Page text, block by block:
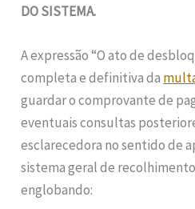
DO SISTEMA.
A expressão “O ato de
completa e definitiva da
guardar o comprovante de
eventuais consultas
esclarecedora no sentido de
sistema geral de
englobando: